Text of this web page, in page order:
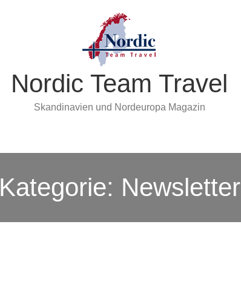
Nordic Team Travel
Skandinavien und Nordeuropa Magazin
Kategorie: Newsletter